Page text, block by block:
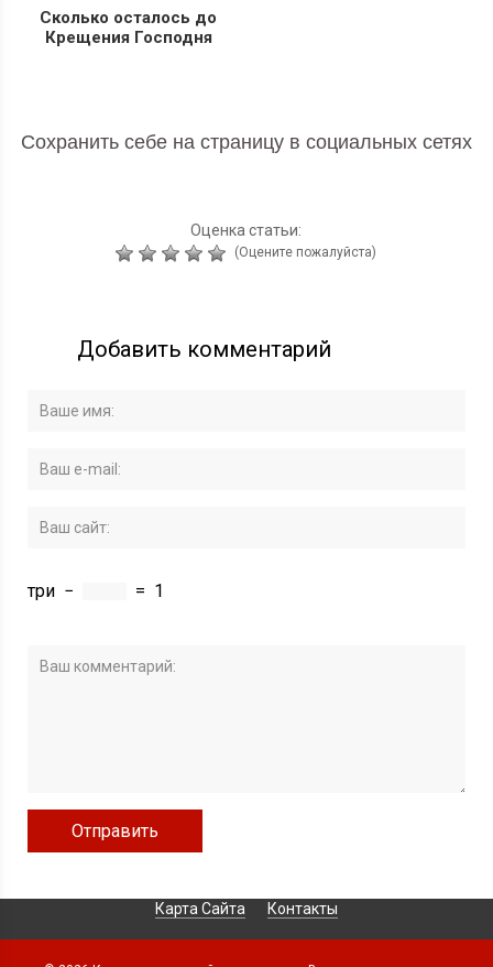
Сколько осталось до
Крещения Господня
Сохранить себе на страницу в социальных сетях
Оценка статьи:
(Оцените пожалуйста)
Добавить комментарий
три − = 1
Карта Сайта Контакты